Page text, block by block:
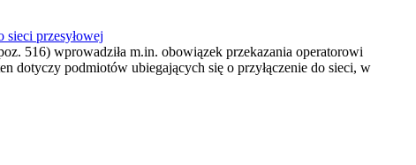
przesyłowej
516) wprowadziła m.in. obowiązek przekazania operatorowi
dotyczy podmiotów ubiegających się o przyłączenie do sieci, w